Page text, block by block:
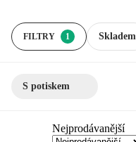
FILTRY 1 Skladem
S potiskem
Nejprodávanější